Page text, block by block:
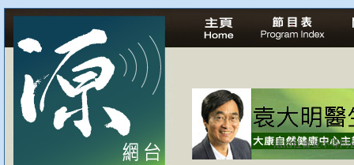
法治社會並不等同
自家教育合法化-